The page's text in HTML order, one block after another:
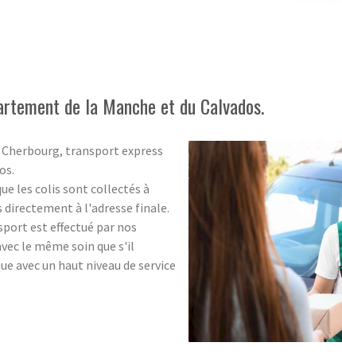
de la Manche et du Calvados.
transport express
les colis sont collectés à
à l'adresse finale.
est effectué par nos
le même soin que s'il
avec un haut niveau de service